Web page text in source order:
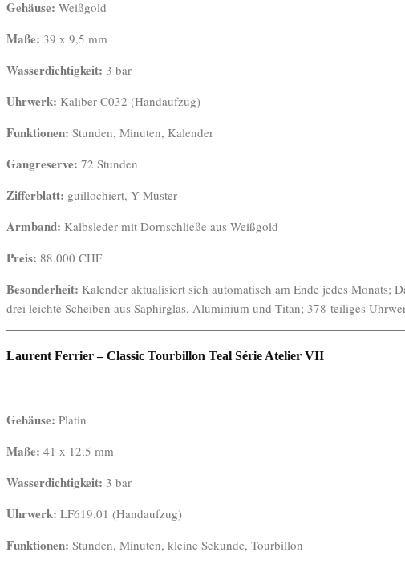
Gehäuse: Weißgold
Maße: 39 x 9,5 mm
Wasserdichtigkeit: 3 bar
Uhrwerk: Kaliber C032 (Handaufzug)
Funktionen: Stunden, Minuten, Kalender
Gangreserve: 72 Stunden
Zifferblatt: guillochiert, Y-Muster
Armband: Kalbsleder mit Dornschließe aus Weißgold
Preis: 88.000 CHF
Besonderheit: Kalender aktualisiert sich automatisch am Ende jedes Monats;
drei leichte Scheiben aus Saphirglas, Aluminium und Titan; 378-teiliges
Laurent Ferrier – Classic Tourbillon Teal Série Atelier VII
Gehäuse: Platin
Maße: 41 x 12,5 mm
Wasserdichtigkeit: 3 bar
Uhrwerk: LF619.01 (Handaufzug)
Funktionen: Stunden, Minuten, kleine Sekunde, Tourbillon